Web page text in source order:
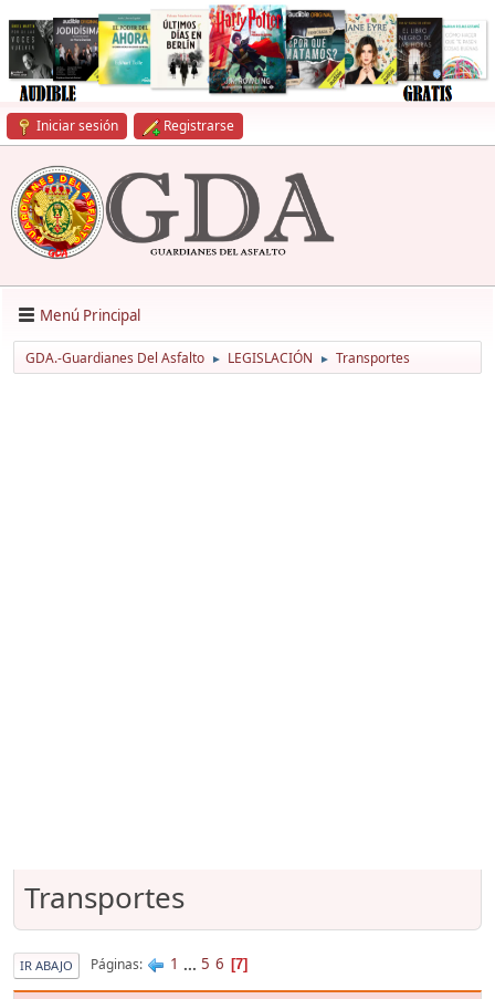
Iniciar sesión Registrarse
Menú Principal
GDA.-Guardianes Del Asfalto ► LEGISLACIÓN ► Transportes
Transportes
IR ABAJO Páginas 1 ... 5 6 7